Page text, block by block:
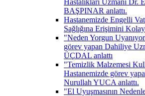
BAŞPINAR anlattı.
Hastanemizde Engelli
Sağlığına Erişimini
"Neden Yorgun
görev yapan Dahiliye
ÜÇDAL anlattı
"Temizlik Malzemesi
Hastanemizde görev
Nurullah YUCA anlattı.
"El Uyuşmasının